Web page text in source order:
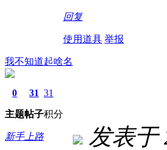
回复
使用道具 举报
我不知道起啥名
0
主题
31
帖子
31
积分
新手上路 发表于